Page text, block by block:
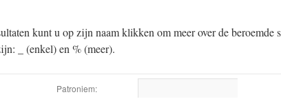
kunt u op zijn naam klikken om meer over de beroemde
_ (enkel) en % (meer).
Patroniem: